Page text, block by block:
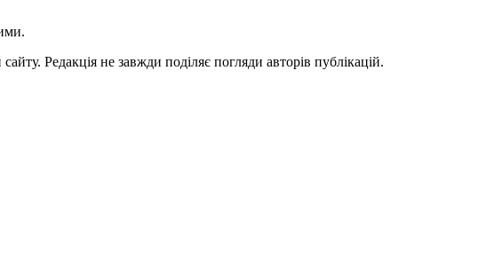
Редакція не завжди поділяє погляди авторів публікацій.